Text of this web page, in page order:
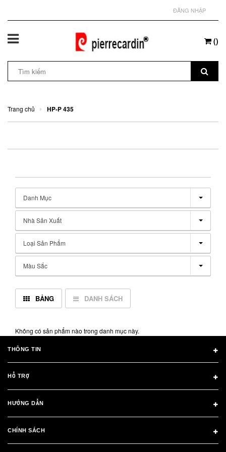
ĐĂNG NHẬP
()
Trang chủ HP-P 435
Danh Mục
Nhà Sản Xuất
Loại Sản Phẩm
Màu Sắc
BẢNG DANH SÁCH
Không có sản phẩm nào trong danh mục này.
THÔNG TIN
HỖ TRỢ
HƯỚNG DẪN
CHÍNH SÁCH